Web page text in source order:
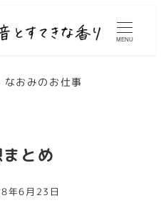
MENU
なおみのお仕事
とめ
年6月23日